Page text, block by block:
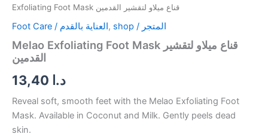
Exfoliating Foot Mask قناع ميلاو لتقشير القدمين
Foot Care / العناية بالقدم, shop / المتجر
Melao Exfoliating Foot Mask قناع ميلاو لتقشير
القدمين
د.ا
Reveal soft, smooth feet with the Melao Exfoliating Foot
Mask. Available in Coconut and Milk. Gently peels dead
skin.